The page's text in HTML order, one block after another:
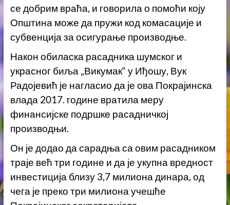
се добрим враћа, и говорила о помоћи коју
Општина може да пружи код комасације и
субвенција за осигурање производње.
Након обиласка расадника шумског и
украсног биља „Викумак“ у Иђошу, Вук
Радојевић је нагласио да је ова Покрајинска
влада 2017. године вратила меру
финансијске подршке расадничкој
производњи.
Он је додао да сарадња са овим расадником
траје већ три године и да је укупна вредност
инвестиција близу 3,7 милиона динара, од
чега је преко три милиона учешће